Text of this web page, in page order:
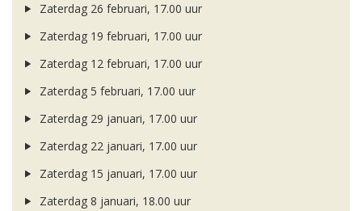
Zaterdag 26 februari, 17.00 uur
Zaterdag 19 februari, 17.00 uur
Zaterdag 12 februari, 17.00 uur
Zaterdag 5 februari, 17.00 uur
Zaterdag 29 januari, 17.00 uur
Zaterdag 22 januari, 17.00 uur
Zaterdag 15 januari, 17.00 uur
Zaterdag 8 januari, 18.00 uur